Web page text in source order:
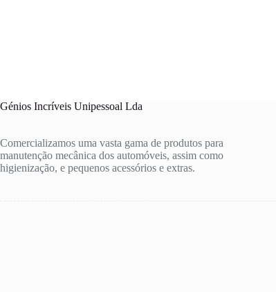
Génios Incríveis Unipessoal Lda
Comercializamos uma vasta gama de produtos para
manutenção mecânica dos automóveis, assim como
higienização, e pequenos acessórios e extras.